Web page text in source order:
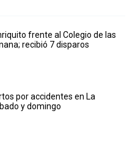
frente al Colegio de las
recibió 7 disparos
por accidentes en La
y domingo